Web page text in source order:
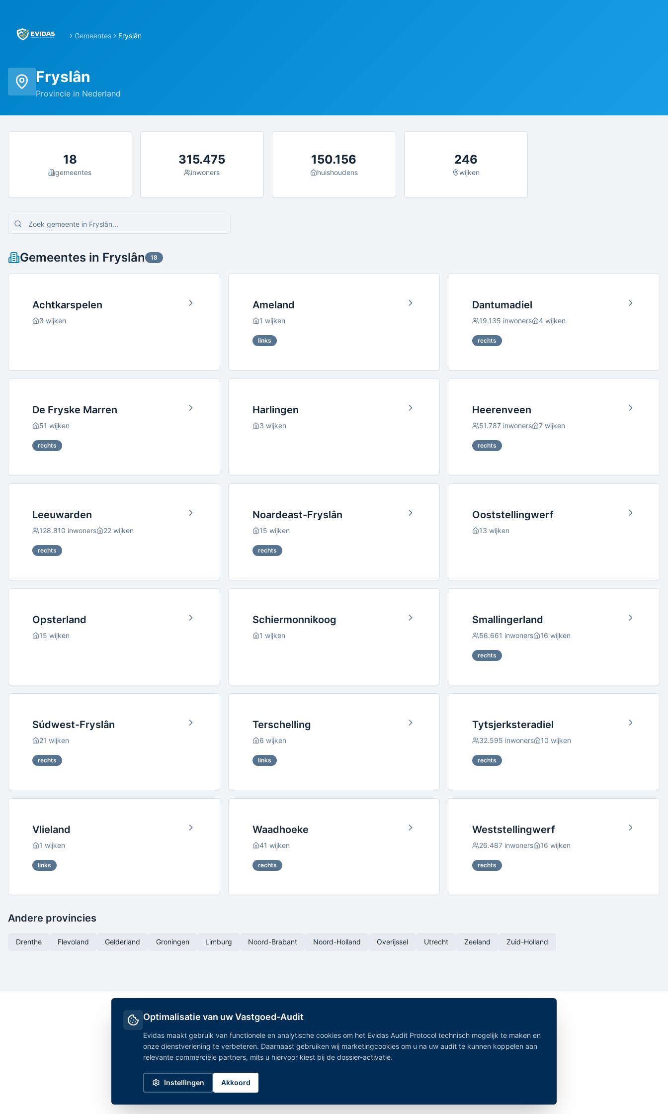
Gemeentes Fryslân
Fryslân
Provincie in Nederland
18
gemeentes
315.475
inwoners
150.156
huishoudens
246
wijken
Gemeentes in Fryslân 18
Achtkarspelen
3 wijken
Ameland
1 wijken
links
Dantumadiel
19.135 inwoners 4 wijken
rechts
De Fryske Marren
51 wijken
rechts
Harlingen
3 wijken
Heerenveen
51.787 inwoners 7 wijken
rechts
Leeuwarden
128.810 inwoners 22 wijken
rechts
Noardeast-Fryslân
15 wijken
rechts
Ooststellingwerf
13 wijken
Opsterland
15 wijken
Schiermonnikoog
1 wijken
Smallingerland
56.661 inwoners 16 wijken
rechts
Súdwest-Fryslân
21 wijken
rechts
Terschelling
6 wijken
links
Tytsjerksteradiel
32.595 inwoners 10 wijken
rechts
Vlieland
1 wijken
links
Waadhoeke
41 wijken
rechts
Weststellingwerf
26.487 inwoners 16 wijken
rechts
Andere provincies
Drenthe Flevoland Gelderland Groningen Limburg Noord-Brabant Noord-Holland Overijssel Utrecht Zeeland Zuid-Holland
Onafhankelijk Vastgoedregister — geaggregeerde vastgoeddata
Alle gemeentes
Privacy Policy
Optimalisatie van uw Vastgoed-Audit
Evidas maakt gebruik van functionele en analytische cookies om het Evidas Audit Protocol technisch mogelijk te maken en
onze dienstverlening te verbeteren. Daarnaast gebruiken wij marketingcookies om u na uw audit te kunnen koppelen aan
relevante commerciële partners, mits u hiervoor kiest bij de dossier-activatie.
Instellingen Akkoord